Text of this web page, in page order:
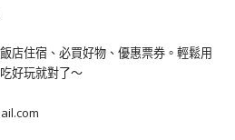
店住宿、必買好物、優惠票券。輕鬆用
好玩就對了～